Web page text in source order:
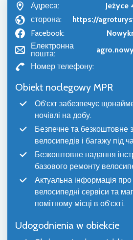
Адреса:
Jeżyce
сторона:
https://
Facebook:
Електронна
пошта:
Номер телефону:
Obiekt noclegowy MPR
Об'єкт забезпечує
ночівлі на добу.
Безпечне та безкоштовне
велосипедів і багажу під
Безкоштовне надання
базового ремонту
Актуальна інформація про
велосипедні сервіси та
помітному місці в об'єкті.
Udogodnienia w obiekcie